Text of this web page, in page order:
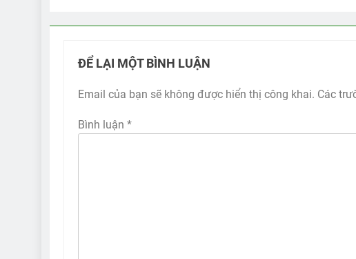
ĐỂ LẠI MỘT BÌNH LUẬN
Email của bạn sẽ không được hiển thị công khai. Các
Bình luận *